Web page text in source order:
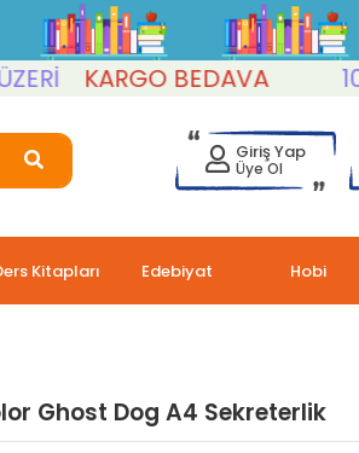
KARGO BEDAVA
Giriş Yap
Üye Ol
Kitapları Edebiyat Hobi
Ghost Dog A4 Sekreterlik